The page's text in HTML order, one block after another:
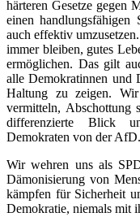
härteren Gesetze gegen
einen
auch effektiv
immer bleiben, gutes
ermöglichen. Das gilt
alle Demokratinnen und
Haltung zu zeigen.
vermitteln, Abschottung
differenzierte Blick
Demokraten von der AfD.
Wir wehren uns als
Dämonisierung von
kämpfen für Sicherheit
Demokratie, niemals mit